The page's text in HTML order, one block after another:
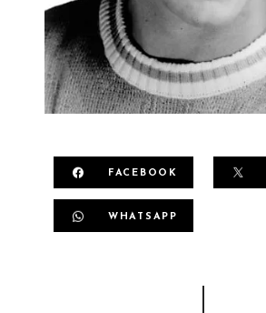
FACEBOOK
WHATSAPP